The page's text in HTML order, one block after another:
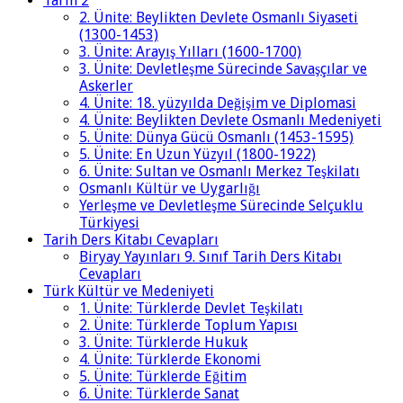
2. Ünite: Beylikten Devlete Osmanlı Siyaseti
(1300-1453)
3. Ünite: Arayış Yılları (1600-1700)
3. Ünite: Devletleşme Sürecinde Savaşçılar ve
Askerler
4. Ünite: 18. yüzyılda Değişim ve Diplomasi
4. Ünite: Beylikten Devlete Osmanlı Medeniyeti
5. Ünite: Dünya Gücü Osmanlı (1453-1595)
5. Ünite: En Uzun Yüzyıl (1800-1922)
6. Ünite: Sultan ve Osmanlı Merkez Teşkilatı
Osmanlı Kültür ve Uygarlığı
Yerleşme ve Devletleşme Sürecinde Selçuklu
Türkiyesi
Tarih Ders Kitabı Cevapları
Biryay Yayınları 9. Sınıf Tarih Ders Kitabı
Cevapları
Türk Kültür ve Medeniyeti
1. Ünite: Türklerde Devlet Teşkilatı
2. Ünite: Türklerde Toplum Yapısı
3. Ünite: Türklerde Hukuk
4. Ünite: Türklerde Ekonomi
5. Ünite: Türklerde Eğitim
6. Ünite: Türklerde Sanat